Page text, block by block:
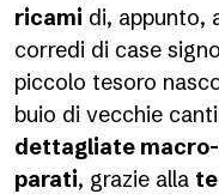
ricami di, appunto,
corredi di case
piccolo tesoro
buio di vecchie
dettagliate
parati, grazie alla